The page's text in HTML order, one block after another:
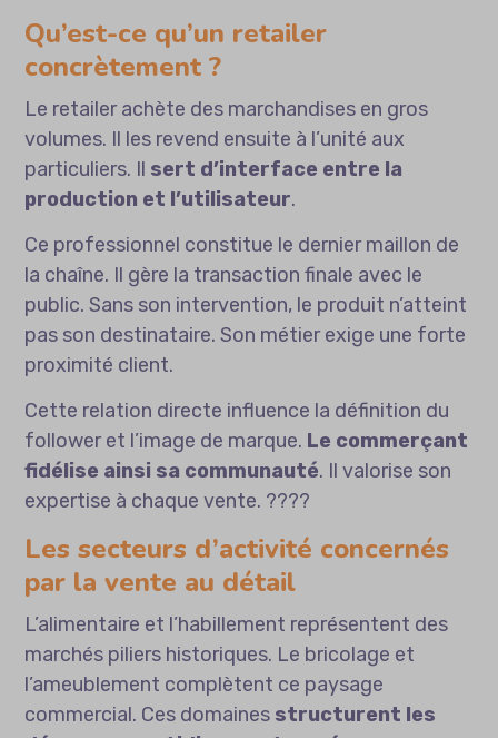
Qu’est-ce qu’un retailer
concrètement ?
Le retailer achète des marchandises en gros
volumes. Il les revend ensuite à l’unité aux
particuliers. Il sert d’interface entre la
production et l’utilisateur.
Ce professionnel constitue le dernier maillon de
la chaîne. Il gère la transaction finale avec le
public. Sans son intervention, le produit n’atteint
pas son destinataire. Son métier exige une forte
proximité client.
Cette relation directe influence la définition du
followeret l’image de marque. Le commerçant
fidélise ainsi sa communauté. Il valorise son
expertise à chaque vente. ????️
Les secteurs d’activité concernés
par la vente au détail
L’alimentaire et l’habillement représentent des
marchés piliers historiques. Le bricolage et
l’ameublement complètent ce paysage
commercial. Ces domaines structurent les